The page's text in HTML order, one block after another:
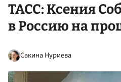
ТАСС: Ксения
в Россию на
Сакина Нуриева